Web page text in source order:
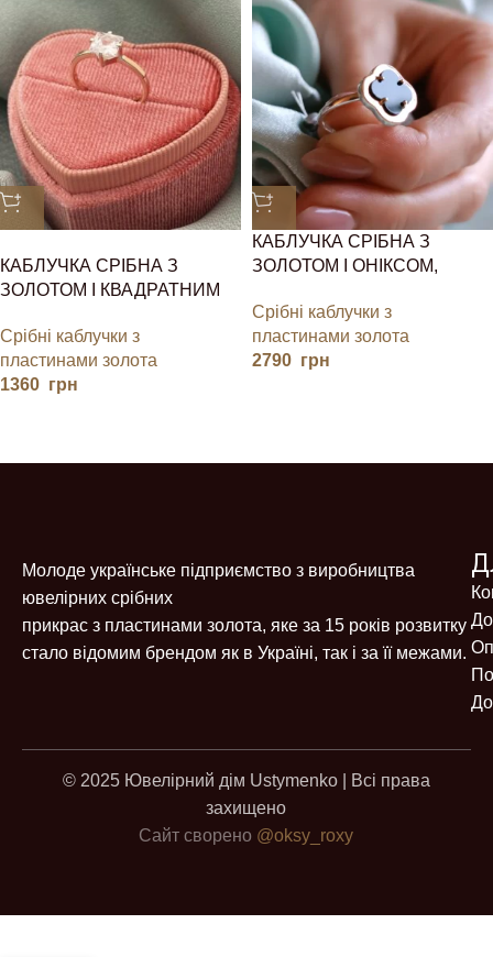
КАБЛУЧКА СРІБНА З
ЗОЛОТОМ І КВАДРАТНИМ
Срібні каблучки з
пластинами золота
1360 грн
КАБЛУЧКА СРІБНА З
ЗОЛОТОМ І ОНІКСОМ,
Срібні каблучки з
пластинами золота
2790 грн
Молоде українське підприємство з виробництва
ювелірних срібних
прикрас з пластинами золота, яке за 15 років розвитку
стало відомим брендом як в Україні, так і за її межами.
© 2025 Ювелірний дім Ustymenko | Всі права
захищено
Сайт сворено @oksy_roxy